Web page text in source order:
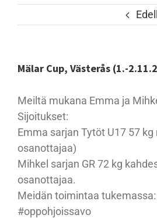
Mälar Cup, Västerås (1.-
Meiltä mukana Emma ja
Sijoitukset:
Emma sarjan Tytöt U17 57 kg
osanottajaa)
Mihkel sarjan GR 72 kg
osanottajaa.
Meidän toimintaa tukemassa:
#oppohjoissavo